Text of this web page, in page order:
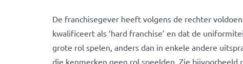
De franchisegever heeft volgens de rechter
kwalificeert als ‘hard franchise’ en dat de
grote rol spelen, anders dan in enkele andere
die kenmerken geen rol speelden. Zie bijvoorbeeld